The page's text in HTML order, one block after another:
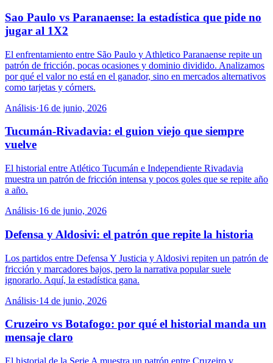
Sao Paulo vs Paranaense: la estadística que pide no
jugar al 1X2
El enfrentamiento entre São Paulo y Athletico Paranaense repite un
patrón de fricción, pocas ocasiones y dominio dividido. Analizamos
por qué el valor no está en el ganador, sino en mercados alternativos
como tarjetas y córners.
Análisis·16 de junio, 2026
Tucumán-Rivadavia: el guion viejo que siempre
vuelve
El historial entre Atlético Tucumán e Independiente Rivadavia
muestra un patrón de fricción intensa y pocos goles que se repite año
a año.
Análisis·16 de junio, 2026
Defensa y Aldosivi: el patrón que repite la historia
Los partidos entre Defensa Y Justicia y Aldosivi repiten un patrón de
fricción y marcadores bajos, pero la narrativa popular suele
ignorarlo. Aquí, la estadística gana.
Análisis·14 de junio, 2026
Cruzeiro vs Botafogo: por qué el historial manda un
mensaje claro
El historial de la Serie A muestra un patrón entre Cruzeiro y